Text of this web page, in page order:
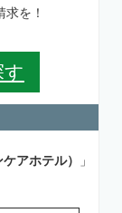
を！
アホテル）
」